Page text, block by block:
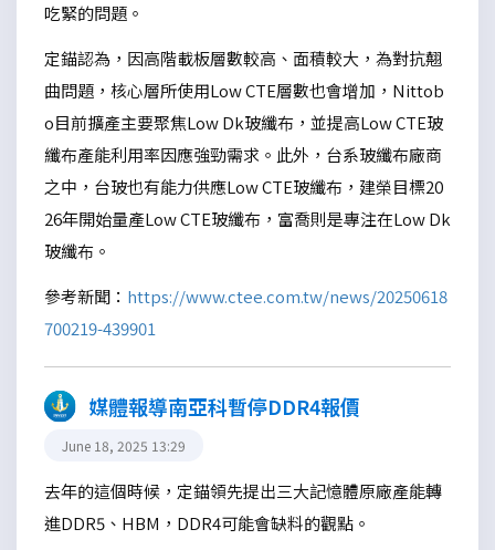
吃緊的問題。
定錨認為，因高階載板層數較高、面積較大，為對抗翹
曲問題，核心層所使用Low CTE層數也會增加，Nittob
o目前擴產主要聚焦Low Dk玻纖布，並提高Low CTE玻
纖布產能利用率因應強勁需求。此外，台系玻纖布廠商
之中，台玻也有能力供應Low CTE玻纖布，建榮目標20
26年開始量產Low CTE玻纖布，富喬則是專注在Low Dk
玻纖布。
參考新聞： https://www.ctee.com.tw/news/20250618
700219-439901
媒體報導南亞科暫停DDR4報價
June 18, 2025 13:29
去年的這個時候，定錨領先提出三大記憶體原廠產能轉
進DDR5、HBM，DDR4可能會缺料的觀點。